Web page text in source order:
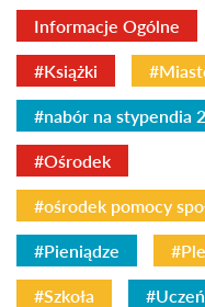
Informacje Ogólne
#Książki
#nabór na stypendia
#Ośrodek
#ośrodek pomocy
#Pieniądze
#Szkoła #Uczeń